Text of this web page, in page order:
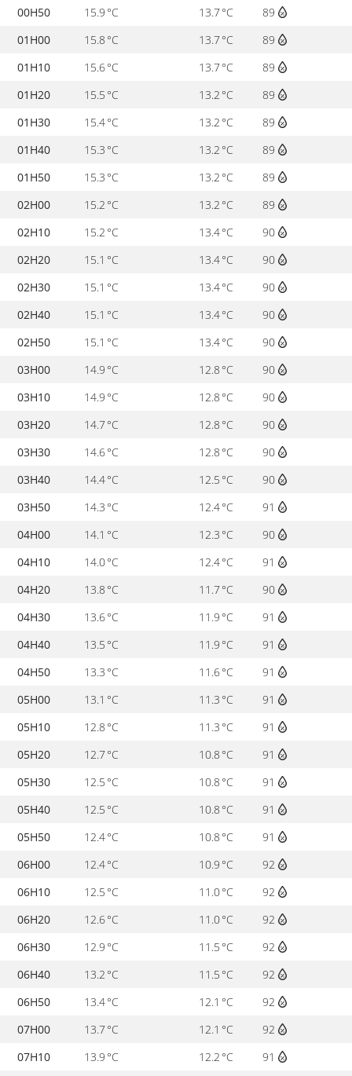
00H50 15.9 °C 13.7 °C 89
01H00
15.8 °C 13.7 °C 89
01H10
15.6 °C 13.7 °C 89
01H20
15.5 °C 13.2 °C 89
01H30
15.4 °C 13.2 °C 89
01H40
15.3 °C 13.2 °C 89
01H50
15.3 °C 13.2 °C 89
02H00
15.2 °C 13.2 °C 89
02H10
15.2 °C 13.4 °C 90
02H20
15.1 °C 13.4 °C 90
02H30
15.1 °C 13.4 °C 90
02H40
15.1 °C 13.4 °C 90
02H50
15.1 °C 13.4 °C 90
03H00
14.9 °C 12.8 °C 90
03H10
14.9 °C 12.8 °C 90
03H20
14.7 °C 12.8 °C 90
03H30
14.6 °C 12.8 °C 90
03H40
14.4 °C 12.5 °C 90
03H50
14.3 °C 12.4 °C 91
04H00
14.1 °C 12.3 °C 90
04H10
14.0 °C 12.4 °C 91
04H20
13.8 °C 11.7 °C 90
04H30
13.6 °C 11.9 °C 91
04H40
13.5 °C 11.9 °C 91
04H50
13.3 °C 11.6 °C 91
05H00
13.1 °C 11.3 °C 91
05H10
12.8 °C 11.3 °C 91
05H20
12.7 °C 10.8 °C 91
05H30
12.5 °C 10.8 °C 91
05H40
12.5 °C 10.8 °C 91
05H50
12.4 °C 10.8 °C 91
06H00
12.4 °C 10.9 °C 92
06H10
12.5 °C 11.0 °C 92
06H20
12.6 °C 11.0 °C 92
06H30
12.9 °C 11.5 °C 92
06H40
13.2 °C 11.5 °C 92
06H50
13.4 °C 12.1 °C 92
07H00
13.7 °C 12.1 °C 92
07H10
13.9 °C 12.2 °C 91